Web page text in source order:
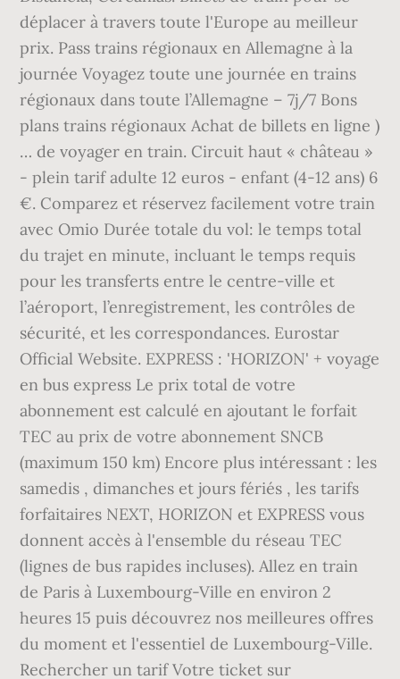
déplacer à travers toute l'Europe au meilleur
prix. Pass trains régionaux en Allemagne à la
journée Voyagez toute une journée en trains
régionaux dans toute l’Allemagne – 7j/7 Bons
plans trains régionaux Achat de billets en ligne )
… de voyager en train. Circuit haut « château »
- plein tarif adulte 12 euros - enfant (4-12 ans) 6
€. Comparez et réservez facilement votre train
avec Omio Durée totale du vol: le temps total
du trajet en minute, incluant le temps requis
pour les transferts entre le centre-ville et
l’aéroport, l’enregistrement, les contrôles de
sécurité, et les correspondances. Eurostar
Official Website. EXPRESS : 'HORIZON' + voyage
en bus express Le prix total de votre
abonnement est calculé en ajoutant le forfait
TEC au prix de votre abonnement SNCB
(maximum 150 km) Encore plus intéressant : les
samedis , dimanches et jours fériés , les tarifs
forfaitaires NEXT, HORIZON et EXPRESS vous
donnent accès à l'ensemble du réseau TEC
(lignes de bus rapides incluses). Allez en train
de Paris à Luxembourg-Ville en environ 2
heures 15 puis découvrez nos meilleures offres
du moment et l'essentiel de Luxembourg-Ville.
Rechercher un tarif Votre ticket sur